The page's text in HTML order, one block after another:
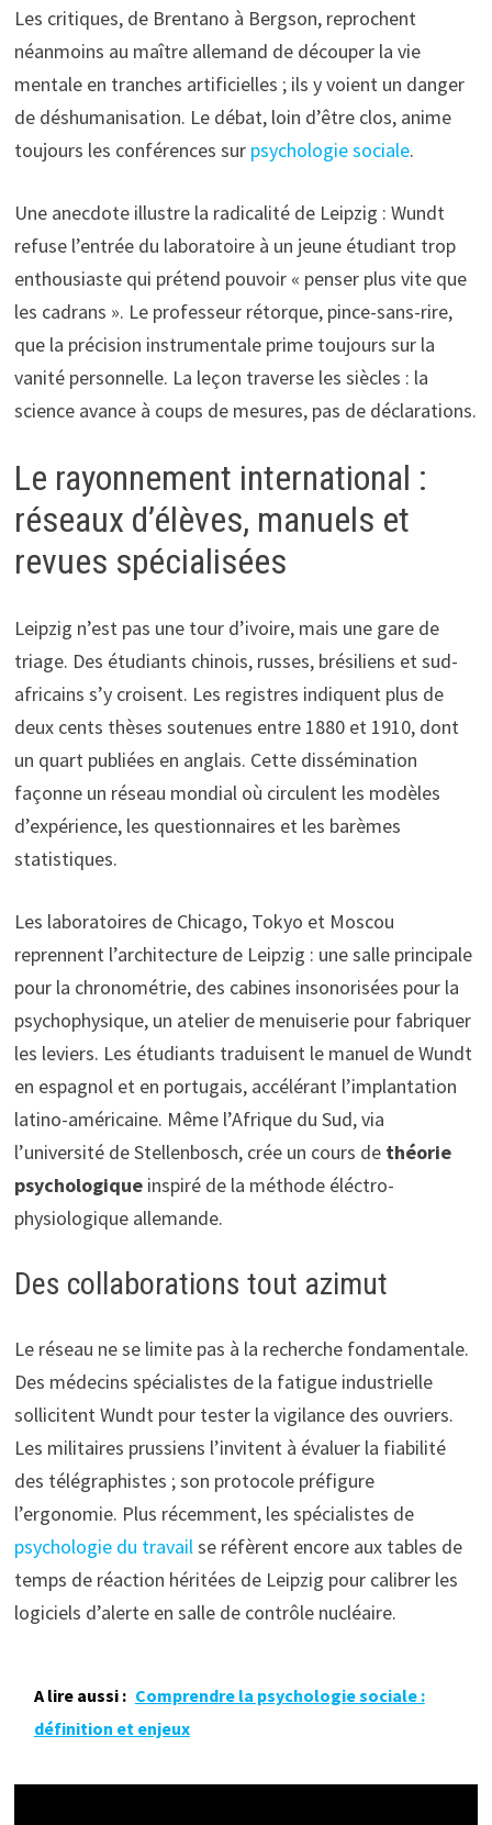
Les critiques, de Brentano à Bergson, reprochent
néanmoins au maître allemand de découper la vie
mentale en tranches artificielles ; ils y voient un danger
de déshumanisation. Le débat, loin d’être clos, anime
toujours les conférences sur psychologie sociale.
Une anecdote illustre la radicalité de Leipzig : Wundt
refuse l’entrée du laboratoire à un jeune étudiant trop
enthousiaste qui prétend pouvoir « penser plus vite que
les cadrans ». Le professeur rétorque, pince-sans-rire,
que la précision instrumentale prime toujours sur la
vanité personnelle. La leçon traverse les siècles : la
science avance à coups de mesures, pas de déclarations.
Le rayonnement international :
réseaux d’élèves, manuels et
revues spécialisées
Leipzig n’est pas une tour d’ivoire, mais une gare de
triage. Des étudiants chinois, russes, brésiliens et sud-
africains s’y croisent. Les registres indiquent plus de
deux cents thèses soutenues entre 1880 et 1910, dont
un quart publiées en anglais. Cette dissémination
façonne un réseau mondial où circulent les modèles
d’expérience, les questionnaires et les barèmes
statistiques.
Les laboratoires de Chicago, Tokyo et Moscou
reprennent l’architecture de Leipzig : une salle principale
pour la chronométrie, des cabines insonorisées pour la
psychophysique, un atelier de menuiserie pour fabriquer
les leviers. Les étudiants traduisent le manuel de Wundt
en espagnol et en portugais, accélérant l’implantation
latino-américaine. Même l’Afrique du Sud, via
l’université de Stellenbosch, crée un cours de théorie
psychologiqueinspiré de la méthode éléctro-
physiologique allemande.
Des collaborations tout azimut
Le réseau ne se limite pas à la recherche fondamentale.
Des médecins spécialistes de la fatigue industrielle
sollicitent Wundt pour tester la vigilance des ouvriers.
Les militaires prussiens l’invitent à évaluer la fiabilité
des télégraphistes ; son protocole préfigure
l’ergonomie. Plus récemment, les spécialistes de
psychologie du travailse réfèrent encore aux tables de
temps de réaction héritées de Leipzig pour calibrer les
logiciels d’alerte en salle de contrôle nucléaire.
A lire aussi : Comprendre la psychologie sociale :
définition et enjeux